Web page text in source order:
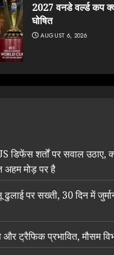
2027 वनडे वर्ल्ड कप
घोषित
AUGUST 6, 2026
डिफेंस शर्तों पर सवाल उठाए,
अहम मोड़ पर है
पर सख्ती, 30 दिन में
और ट्रैफिक प्रभावित, मौसम